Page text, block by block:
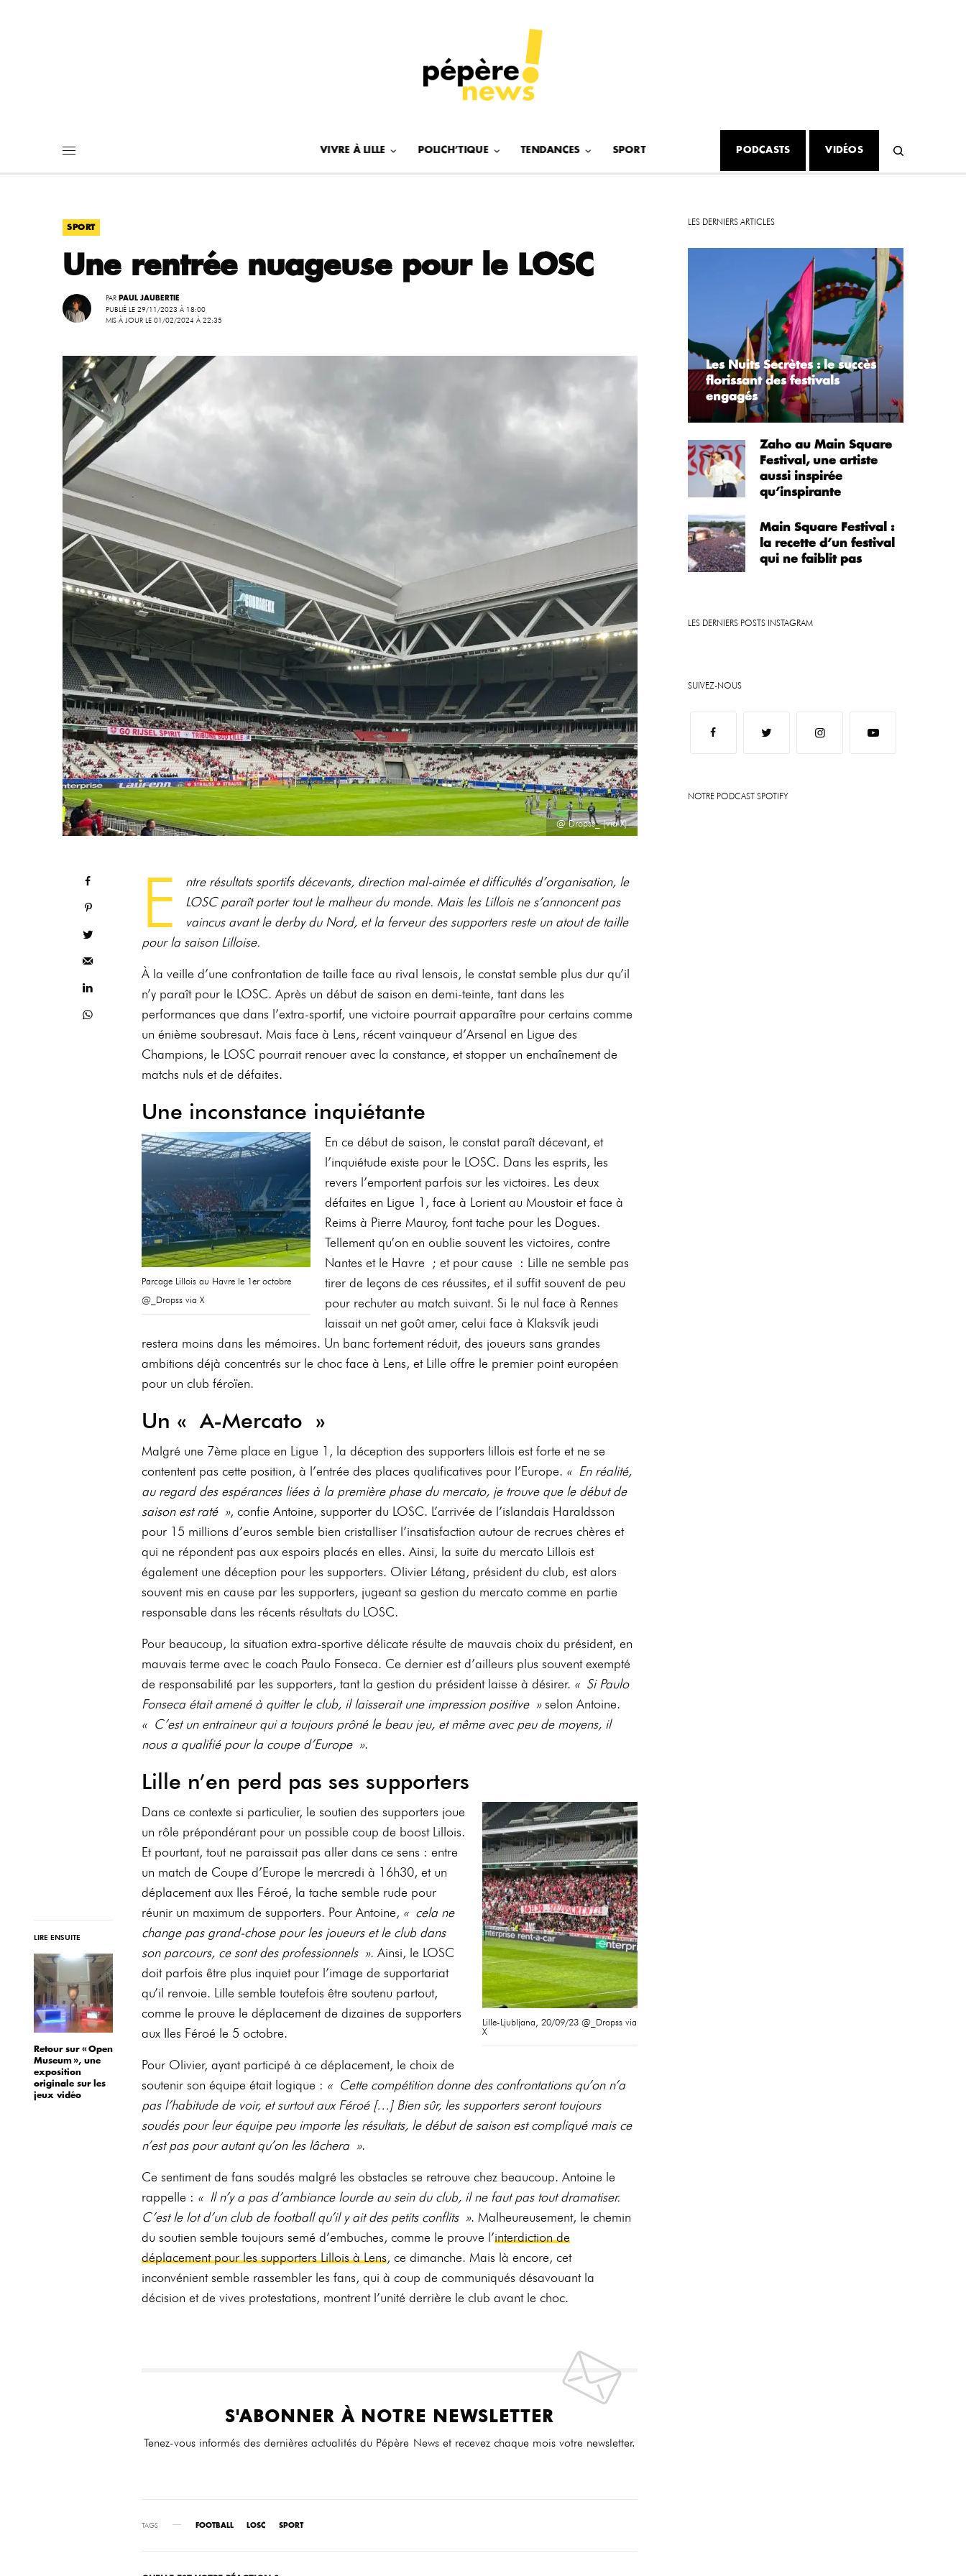
VIVRE À LILLE POLICH’TIQUE TENDANCES SPORT PODCASTS VIDÉOS
SPORT
Une rentrée nuageuse pour le LOSC
PAR PAUL JAUBERTIE
PUBLIÉ LE 29/11/2023 À 18:00
MIS À JOUR LE 01/02/2024 À 22:35
@ Dropss_ (via X)
LIRE ENSUITE
Retour sur « Open
Museum », une
exposition
originale sur les
jeux vidéo
E
ntre résultats sportifs décevants, direction mal-aimée et difficultés d’organisation, le
LOSC paraît porter tout le malheur du monde. Mais les Lillois ne s’annoncent pas
vaincus avant le derby du Nord, et la ferveur des supporters reste un atout de taille
pour la saison Lilloise.
À la veille d’une confrontation de taille face au rival lensois, le constat semble plus dur qu’il
n’y paraît pour le LOSC. Après un début de saison en demi-teinte, tant dans les
performances que dans l’extra-sportif, une victoire pourrait apparaître pour certains comme
un énième soubresaut. Mais face à Lens, récent vainqueur d’Arsenal en Ligue des
Champions, le LOSC pourrait renouer avec la constance, et stopper un enchaînement de
matchs nuls et de défaites.
Une inconstance inquiétante
Parcage Lillois au Havre le 1er octobre
@_Dropss via X
En ce début de saison, le constat paraît décevant, et
l’inquiétude existe pour le LOSC. Dans les esprits, les
revers l’emportent parfois sur les victoires. Les deux
défaites en Ligue 1, face à Lorient au Moustoir et face à
Reims à Pierre Mauroy, font tache pour les Dogues.
Tellement qu’on en oublie souvent les victoires, contre
Nantes et le Havre ; et pour cause : Lille ne semble pas
tirer de leçons de ces réussites, et il suffit souvent de peu
pour rechuter au match suivant. Si le nul face à Rennes
laissait un net goût amer, celui face à Klaksvík jeudi
restera moins dans les mémoires. Un banc fortement réduit, des joueurs sans grandes
ambitions déjà concentrés sur le choc face à Lens, et Lille offre le premier point européen
pour un club féroïen.
Un « A-Mercato »
Malgré une 7ème place en Ligue 1, la déception des supporters lillois est forte et ne se
contentent pas cette position, à l’entrée des places qualificatives pour l’Europe. « En réalité,
au regard des espérances liées à la première phase du mercato, je trouve que le début de
saison est raté », confie Antoine, supporter du LOSC. L’arrivée de l’islandais Haraldsson
pour 15 millions d’euros semble bien cristalliser l’insatisfaction autour de recrues chères et
qui ne répondent pas aux espoirs placés en elles. Ainsi, la suite du mercato Lillois est
également une déception pour les supporters. Olivier Létang, président du club, est alors
souvent mis en cause par les supporters, jugeant sa gestion du mercato comme en partie
responsable dans les récents résultats du LOSC.
Pour beaucoup, la situation extra-sportive délicate résulte de mauvais choix du président, en
mauvais terme avec le coach Paulo Fonseca. Ce dernier est d’ailleurs plus souvent exempté
de responsabilité par les supporters, tant la gestion du président laisse à désirer. « Si Paulo
Fonseca était amené à quitter le club, il laisserait une impression positive »selon Antoine.
« C’est un entraineur qui a toujours prôné le beau jeu, et même avec peu de moyens, il
nous a qualifié pour la coupe d’Europe ».
Lille n’en perd pas ses supporters
Lille-Ljubljana, 20/09/23 @_Dropss via
X
Dans ce contexte si particulier, le soutien des supporters joue
un rôle prépondérant pour un possible coup de boost Lillois.
Et pourtant, tout ne paraissait pas aller dans ce sens : entre
un match de Coupe d’Europe le mercredi à 16h30, et un
déplacement aux Iles Féroé, la tache semble rude pour
réunir un maximum de supporters. Pour Antoine, « cela ne
change pas grand-chose pour les joueurs et le club dans
son parcours, ce sont des professionnels ». Ainsi, le LOSC
doit parfois être plus inquiet pour l’image de supportariat
qu’il renvoie. Lille semble toutefois être soutenu partout,
comme le prouve le déplacement de dizaines de supporters
aux Iles Féroé le 5 octobre.
Pour Olivier, ayant participé à ce déplacement, le choix de
soutenir son équipe était logique : « Cette compétition donne des confrontations qu’on n’a
pas l’habitude de voir, et surtout aux Féroé […] Bien sûr, les supporters seront toujours
soudés pour leur équipe peu importe les résultats, le début de saison est compliqué mais ce
n’est pas pour autant qu’on les lâchera ».
Ce sentiment de fans soudés malgré les obstacles se retrouve chez beaucoup. Antoine le
rappelle : « Il n’y a pas d’ambiance lourde au sein du club, il ne faut pas tout dramatiser.
C’est le lot d’un club de football qu’il y ait des petits conflits ». Malheureusement, le chemin
du soutien semble toujours semé d’embuches, comme le prouve l’interdiction de
déplacement pour les supporters Lillois à Lens, ce dimanche. Mais là encore, cet
inconvénient semble rassembler les fans, qui à coup de communiqués désavouant la
décision et de vives protestations, montrent l’unité derrière le club avant le choc.
S'ABONNER À NOTRE NEWSLETTER
Tenez-vous informés des dernières actualités du Pépère News et recevez chaque mois votre newsletter.
TAGS FOOTBALL LOSC SPORT
LES DERNIERS ARTICLES
Les Nuits Secrètes : le succès
florissant des festivals
engagés
Zaho au Main Square
Festival, une artiste
aussi inspirée
qu’inspirante
Main Square Festival :
la recette d’un festival
qui ne faiblit pas
LES DERNIERS POSTS INSTAGRAM
SUIVEZ-NOUS
NOTRE PODCAST SPOTIFY